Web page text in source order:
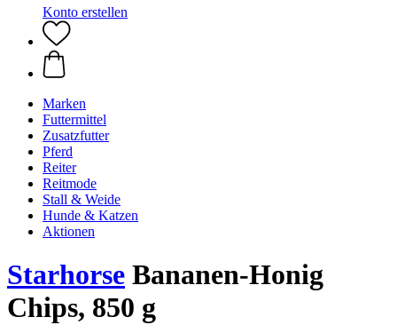
Konto erstellen
Marken
Futtermittel
Zusatzfutter
Pferd
Reiter
Reitmode
Stall & Weide
Hunde & Katzen
Aktionen
Starhorse Bananen-Honig
Chips, 850 g